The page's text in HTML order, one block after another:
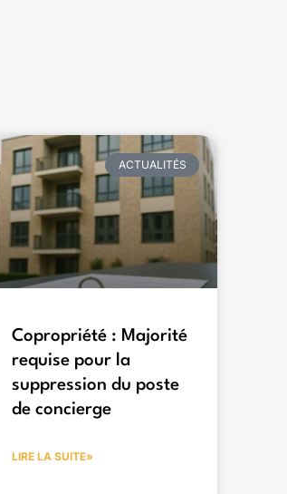
ACTUALITÉS
Copropriété : Majorité
requise pour la
suppression du poste
de concierge
LIRE LA SUITE»